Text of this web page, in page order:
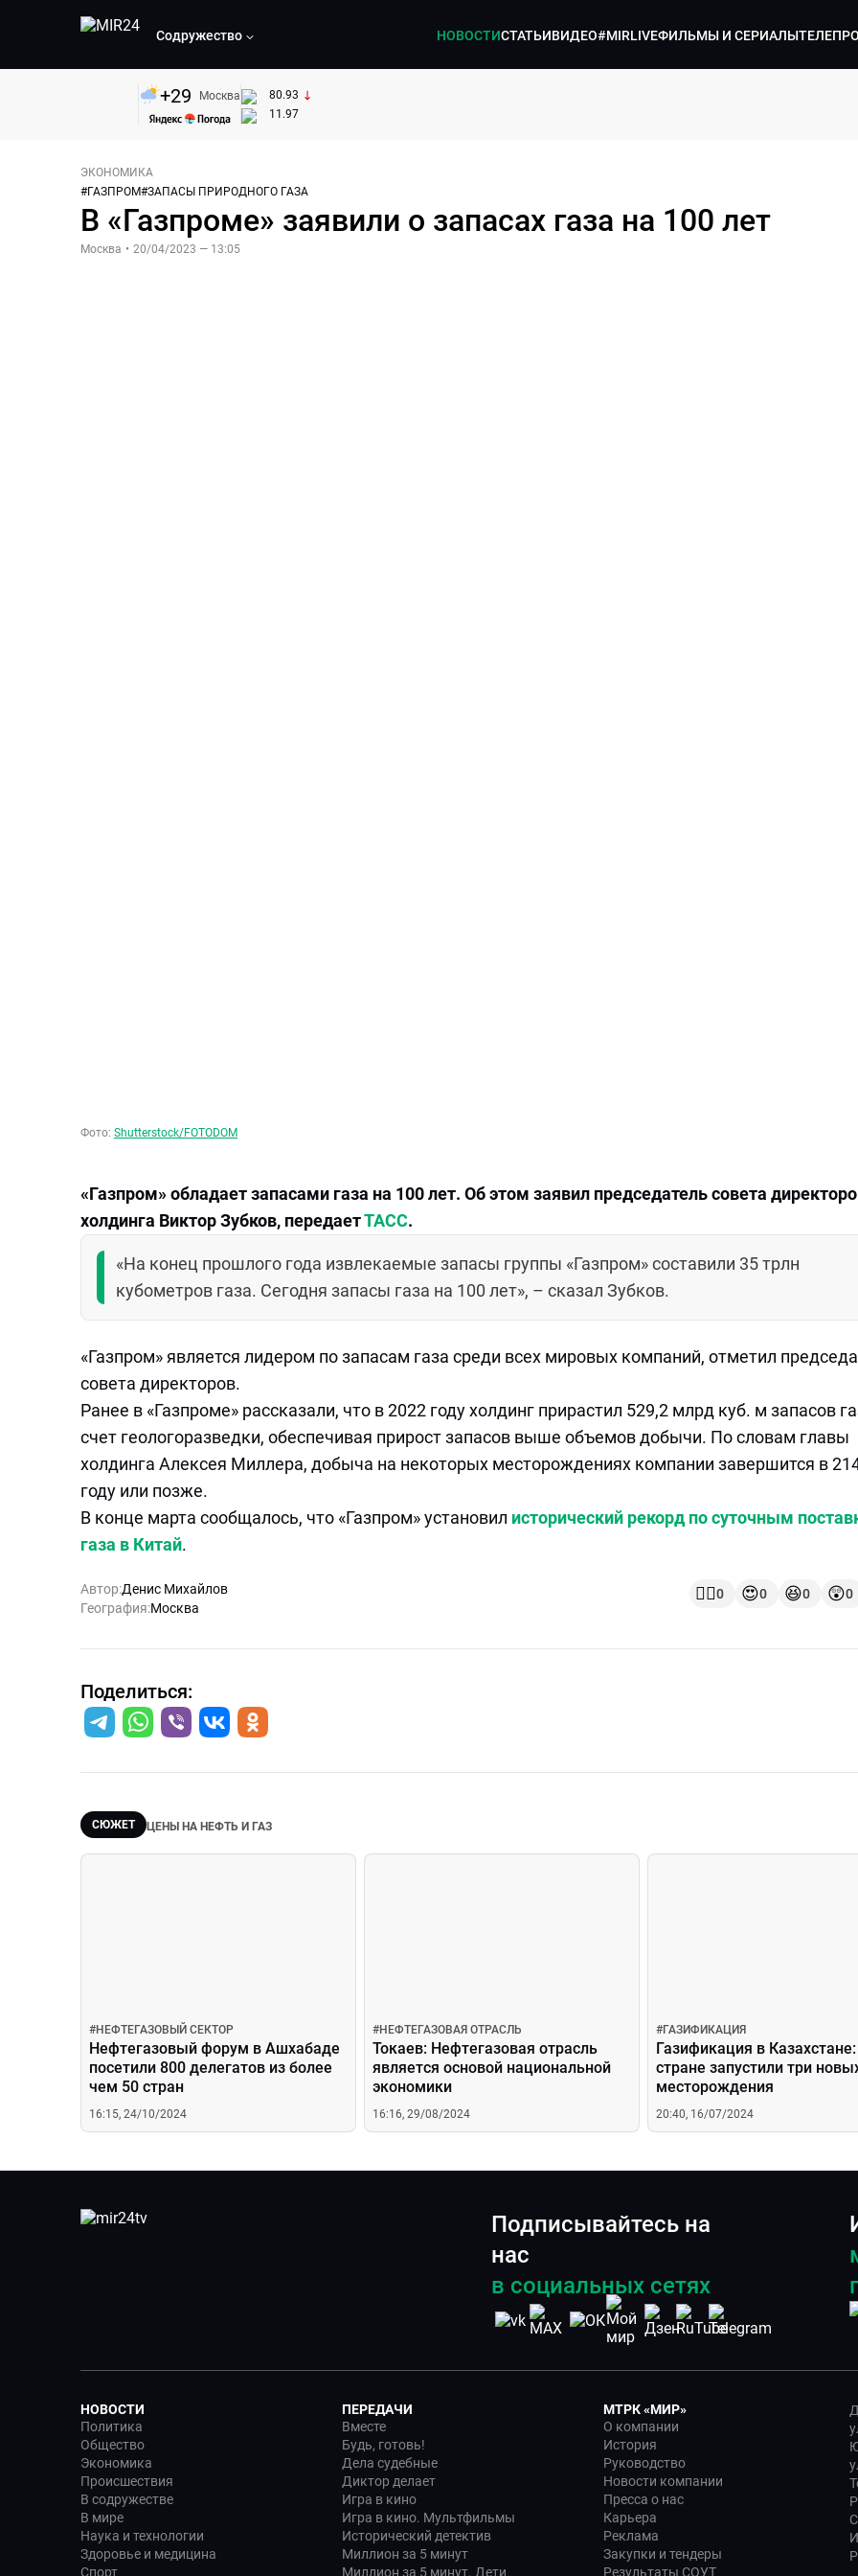
Содружество НОВОСТИСТАТЬИВИДЕО#MIRLIVEФИЛЬМЫ И СЕРИАЛЫ
+29 Москва
80.93
11.97
ЭКОНОМИКА
#ГАЗПРОМ#ЗАПАСЫ ПРИРОДНОГО ГАЗА
В «Газпроме» заявили о запасах газа на 100 лет
Москва • 20/04/2023 — 13:05
Фото: Shutterstock/FOTODOM
«Газпром» обладает запасами газа на 100 лет. Об этом заявил председатель совета
холдинга Виктор Зубков, передаетТАСС.
«На конец прошлого года извлекаемые запасы группы «Газпром» составили 35 трлн
кубометров газа. Сегодня запасы газа на 100 лет», – сказал Зубков.
«Газпром» является лидером по запасам газа среди всех мировых компаний, отметил
совета директоров.
Ранее в «Газпроме» рассказали, что в 2022 году холдинг прирастил 529,2 млрд куб. м запасов
счет геологоразведки, обеспечивая прирост запасов выше объемов добычи. По словам главы
холдинга Алексея Миллера, добыча на некоторых месторождениях компании завершится в
году или позже.
В конце марта сообщалось, что «Газпром» установил исторический рекорд по суточным
газа в Китай.
Автор:Денис Михайлов
География:Москва
👍🏻0 😍0 😆0 😲0
Поделиться:
СЮЖЕТ ЦЕНЫ НА НЕФТЬ И ГАЗ
#НЕФТЕГАЗОВЫЙ СЕКТОР
Нефтегазовый форум в Ашхабаде
посетили 800 делегатов из более
чем 50 стран
16:15, 24/10/2024
#НЕФТЕГАЗОВАЯ ОТРАСЛЬ
Токаев: Нефтегазовая отрасль
является основой национальной
экономики
16:16, 29/08/2024
#ГАЗИФИКАЦИЯ
Газификация в
стране запустили три
месторождения
20:40, 16/07/2024
Подписывайтесь на
нас
в социальных сетях
НОВОСТИ
Политика
Общество
Экономика
Происшествия
В содружестве
В мире
Наука и технологии
Здоровье и медицина
Спорт
ПЕРЕДАЧИ
Вместе
Будь, готовь!
Дела судебные
Диктор делает
Игра в кино
Игра в кино. Мультфильмы
Исторический детектив
Миллион за 5 минут
Миллион за 5 минут. Дети
МТРК «МИР»
О компании
История
Руководство
Новости компании
Пресса о нас
Карьера
Реклама
Закупки и тендеры
Результаты СОУТ